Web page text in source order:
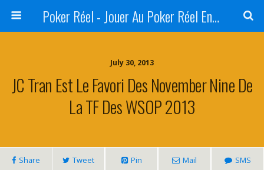
Poker Réel - Jouer Au Poker Réel En Ligne - Sites De Jeux Réels
July 30, 2013
JC Tran Est Le Favori Des November Nine De
La TF Des WSOP 2013
Share Tweet Pin Mail SMS